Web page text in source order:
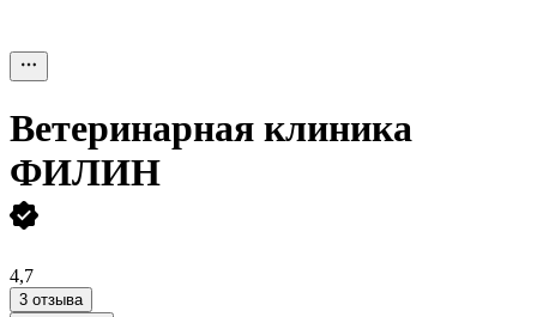
Ветеринарная клиника
ФИЛИН
4,7
3 отзыва